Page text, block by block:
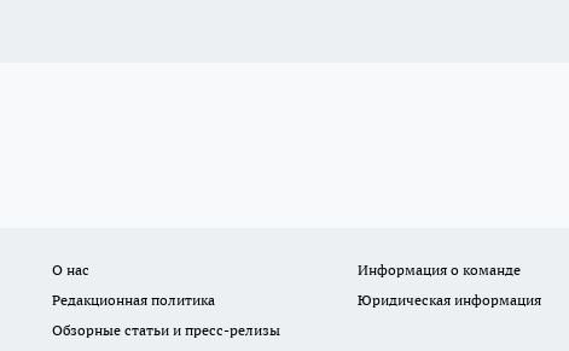
О нас Информация о команде
Редакционная политика
Юридическая информация
Обзорные статьи и пресс-релизы